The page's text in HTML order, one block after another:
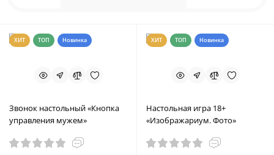
ХИТ ТОП Новинка
Звонок настольный «Кнопка
управления мужем»
ХИТ ТОП Новинка
Настольная игра 18+
«Изображариум. Фото»